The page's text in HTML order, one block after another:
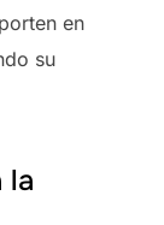
en
su
la